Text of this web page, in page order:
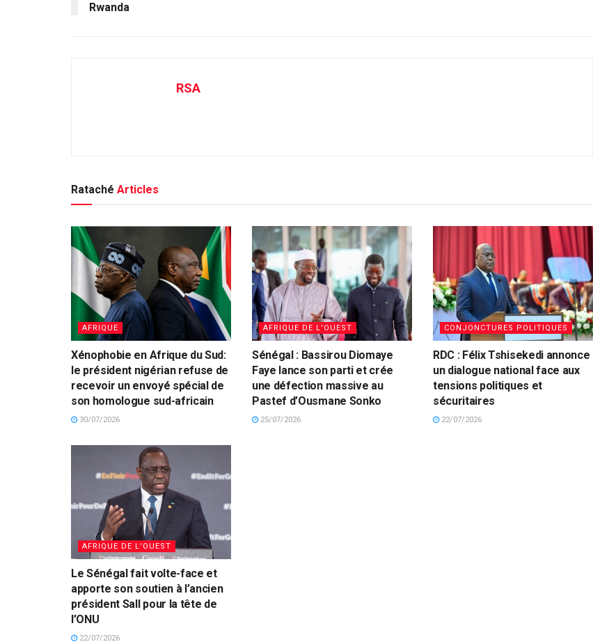
Rwanda
RSA
Rataché Articles
AFRIQUE
Xénophobie en Afrique du Sud:
le président nigérian refuse de
recevoir un envoyé spécial de
son homologue sud-africain
30/07/2026
AFRIQUE DE L'OUEST
Sénégal : Bassirou Diomaye
Faye lance son parti et crée
une défection massive au
Pastef d’Ousmane Sonko
25/07/2026
CONJONCTURES POLITIQUES
RDC : Félix Tshisekedi annonce
un dialogue national face aux
tensions politiques et
sécuritaires
22/07/2026
AFRIQUE DE L'OUEST
Le Sénégal fait volte-face et
apporte son soutien à l’ancien
président Sall pour la tête de
l’ONU
22/07/2026